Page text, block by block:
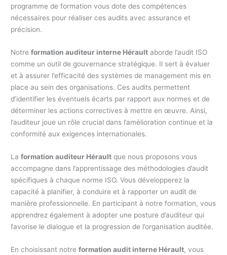
programme de formation vous dote des compétences
nécessaires pour réaliser ces audits avec assurance et
précision.
Notreformation auditeur interne Hérault aborde l’audit ISO
comme un outil de gouvernance stratégique. Il sert à évaluer
et à assurer l’efficacité des systèmes de management mis en
place au sein des organisations. Ces audits permettent
d’identifier les éventuels écarts par rapport aux normes et de
déterminer les actions correctives à mettre en œuvre. Ainsi,
l’auditeur joue un rôle crucial dans l’amélioration continue et la
conformité aux exigences internationales.
Laformation auditeur Hérault que nous proposons vous
accompagne dans l’apprentissage des méthodologies d’audit
spécifiques à chaque norme ISO. Vous développerez la
capacité à planifier, à conduire et à rapporter un audit de
manière professionnelle. En participant à notre formation, vous
apprendrez également à adopter une posture d’auditeur qui
favorise le dialogue et la progression de l’organisation auditée.
En choisissant notreformation audit interne Hérault, vous